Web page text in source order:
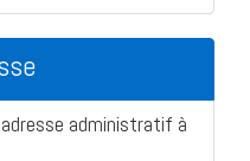
administratif à